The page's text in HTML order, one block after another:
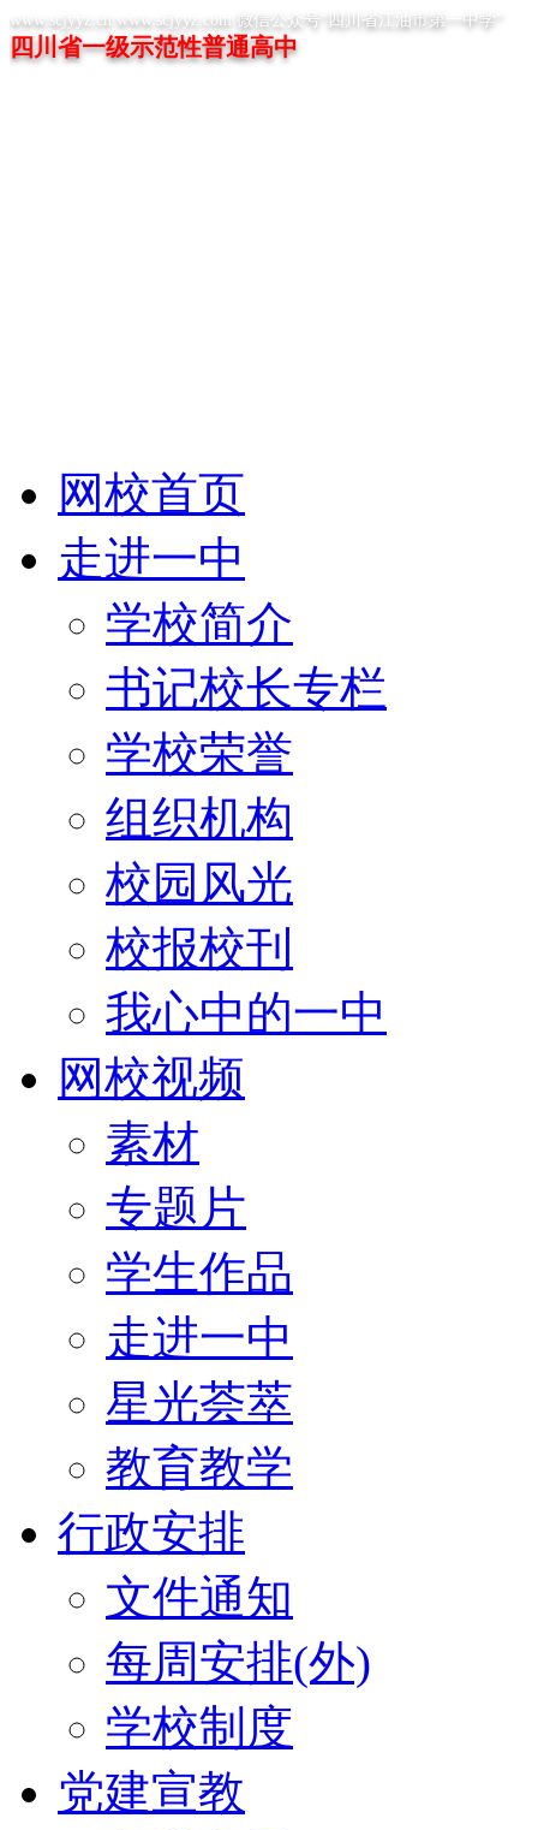
www.scjyyz.cn www.scjyyz.com 微信公众号“四川省江油市第一中学”
四川省一级示范性普通高中
网校首页
走进一中
学校简介
书记校长专栏
学校荣誉
组织机构
校园风光
校报校刊
我心中的一中
网校视频
素材
专题片
学生作品
走进一中
星光荟萃
教育教学
行政安排
文件通知
每周安排(外)
学校制度
党建宣教